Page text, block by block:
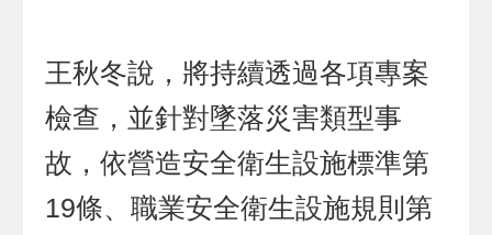
王秋冬說，將持續透過各項專案
檢查，並針對墜落災害類型事
故，依營造安全衛生設施標準第
19條、職業安全衛生設施規則第